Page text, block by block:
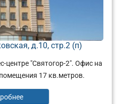
д.10, стр.2 (п)
центре "Святогор-2". Офис на
17 кв.метров.